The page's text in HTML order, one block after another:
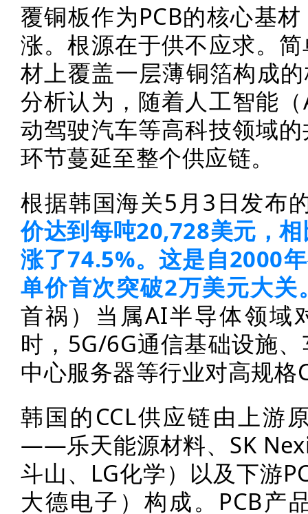
覆铜板作为PCB的核心基
涨。根源在于供不应求。
材上覆盖一层薄铜箔构成
分析认为，随着人工智能
动驾驶汽车等高科技领域
环节蔓延至整个供应链。
根据韩国海关5月3日发布
价达到每吨20,728美元，
涨了74.5%。这是自2000
单价首次突破2万美元大关
首祸）当属AI半导体领域
时，5G/6G通信基础设施
中心服务器等行业对高规格
韩国的CCL供应链由上游
——乐天能源材料、SK
斗山、LG化学）以及下游
大德电子）构成。PCB产